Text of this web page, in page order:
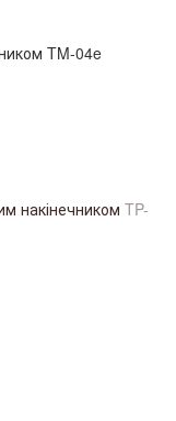
TM-04e